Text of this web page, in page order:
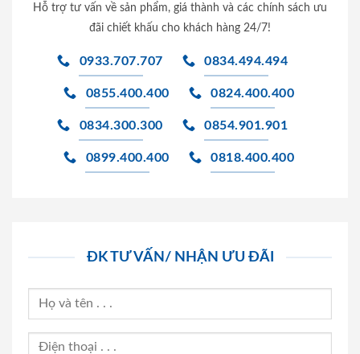
Hỗ trợ tư vấn về sản phẩm, giá thành và các chính sách ưu
đãi chiết khấu cho khách hàng 24/7!
0933.707.707 0834.494.494
0855.400.400 0824.400.400
0834.300.300 0854.901.901
0899.400.400 0818.400.400
ĐK TƯ VẤN/ NHẬN ƯU ĐÃI